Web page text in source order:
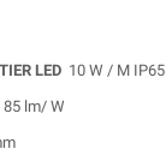
LED10 W / M IP65
lm/ W